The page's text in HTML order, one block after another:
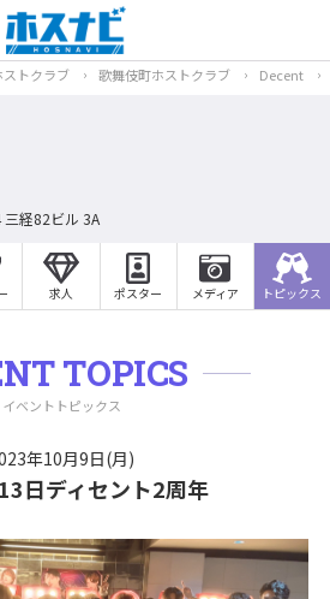
ストクラブ 歌舞伎町ホストクラブ Decent
経82ビル 3A
求人 ポスター メディア トピックス
TOPICS
イベントトピックス
年10月9日(月)
日ディセント2周年